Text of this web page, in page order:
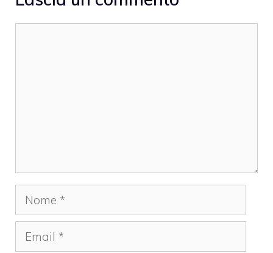
Nome
Email